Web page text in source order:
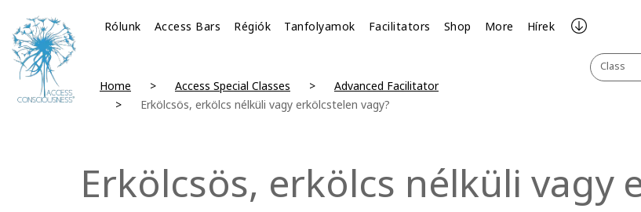
Rólunk Access Bars Régiók Tanfolyamok Facilitators Shop More Hírek
Class
Home Access Special Classes
Advanced Facilitator
Erkölcsös, erkölcs nélküli vagy erkölcstelen vagy?
Erkölcsös, erkölcs nélküli vagy